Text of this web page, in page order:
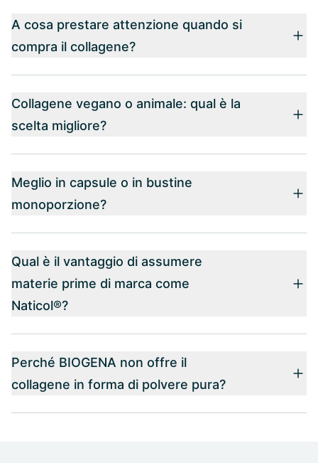
A cosa prestare attenzione quando si
compra il collagene?
Collagene vegano o animale: qual è la
scelta migliore?
Meglio in capsule o in bustine
monoporzione?
Qual è il vantaggio di assumere
materie prime di marca come
Naticol®?
Perché BIOGENA non offre il
collagene in forma di polvere pura?